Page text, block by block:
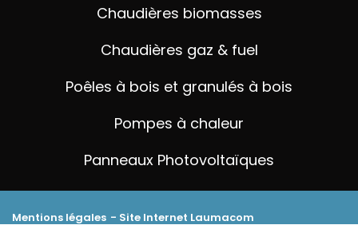
Chaudières biomasses
Chaudières gaz & fuel
Poêles à bois et granulés à bois
Pompes à chaleur
Panneaux Photovoltaïques
Mentions légales - Site Internet Laumacom